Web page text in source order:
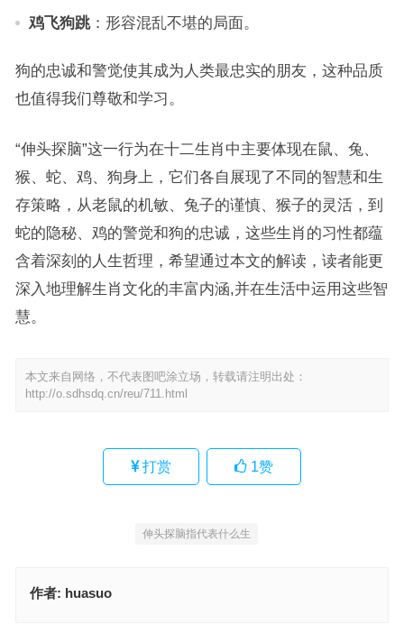
鸡飞狗跳：形容混乱不堪的局面。
狗的忠诚和警觉使其成为人类最忠实的朋友，这种品质
也值得我们尊敬和学习。
“伸头探脑”这一行为在十二生肖中主要体现在鼠、兔、
猴、蛇、鸡、狗身上，它们各自展现了不同的智慧和生
存策略，从老鼠的机敏、兔子的谨慎、猴子的灵活，到
蛇的隐秘、鸡的警觉和狗的忠诚，这些生肖的习性都蕴
含着深刻的人生哲理，希望通过本文的解读，读者能更
深入地理解生肖文化的丰富内涵,并在生活中运用这些智
慧。
本文来自网络，不代表图吧涂立场，转载请注明出处：
http://o.sdhsdq.cn/reu/711.html
打赏 1赞
伸头探脑指代表什么生
作者: huasuo